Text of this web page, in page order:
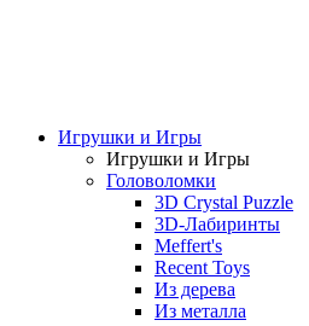
Игрушки и Игры
Игрушки и Игры
Головоломки
3D Crystal Puzzle
3D-Лабиринты
Meffert's
Recent Toys
Из дерева
Из металла